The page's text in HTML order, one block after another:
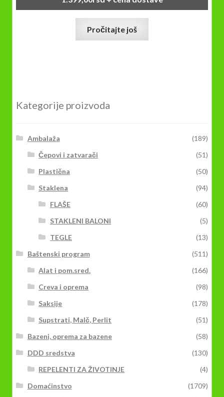
Pročitajte još
Kategorije proizvoda
Ambalaža
(189)
Čepovi i zatvarači
(51)
Plastična
(50)
Staklena
(94)
FLAŠE
(60)
STAKLENI BALONI
(5)
TEGLE
(13)
Baštenski program
(511)
Alat i pom.sred.
(166)
Creva i oprema
(98)
Saksije
(178)
Supstrati, Malč, Perlit
(51)
Bazeni, oprema za bazene
(58)
DDD sredstva
(130)
REPELENTI ZA ŽIVOTINJE
(4)
Domaćinstvo
(1709)